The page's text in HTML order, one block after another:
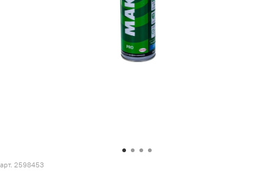
арт. 2598453